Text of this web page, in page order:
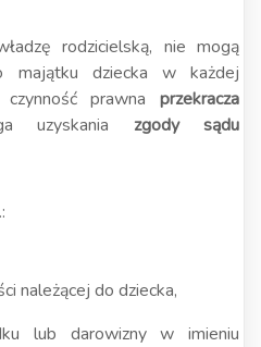
rodzicielską, nie mogą
majątku dziecka w każdej
prawna przekracza
uzyskania zgody sądu
należącej do dziecka,
lub darowizny w imieniu